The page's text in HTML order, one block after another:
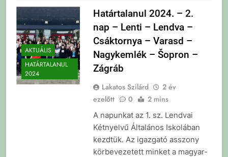
AKTUÁLIS
HATÁRTALANUL
2024
Határtalanul 2024. – 2.
nap – Lenti – Lendva –
Csáktornya – Varasd –
Nagykemlék – Šopron –
Zágráb
Lakatos Szilárd
2 év
ezelőtt
0 2 mins
A napunkat az 1. sz. Lendvai
Kétnyelvű Általános Iskolában
kezdtük. Az igazgató asszony
körbevezetett minket a magyar-